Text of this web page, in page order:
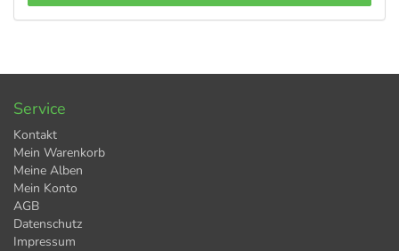
Service
Kontakt
Mein Warenkorb
Meine Alben
Mein Konto
AGB
Datenschutz
Impressum